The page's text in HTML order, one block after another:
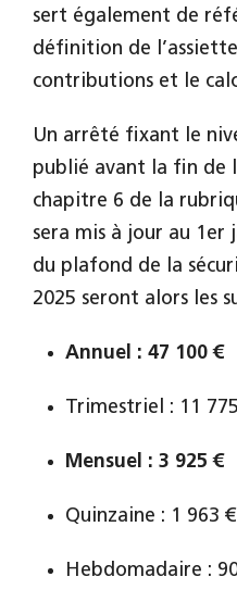
sert également de
définition de
contributions et le
Un arrêté fixant le
publié avant la fin de
chapitre 6 de la
sera mis à jour au 1er
du plafond de la
2025 seront alors les
Annuel : 47 100 €
Trimestriel : 11
Mensuel : 3 925 €
Quinzaine : 1 963 €
Hebdomadaire :